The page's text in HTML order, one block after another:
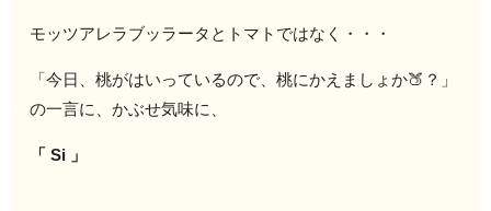
モッツアレラブッラータとトマトではなく・・・
「今日、桃がはいっているので、桃にかえましょか🍑？」
の一言に、かぶせ気味に、
「 Si 」